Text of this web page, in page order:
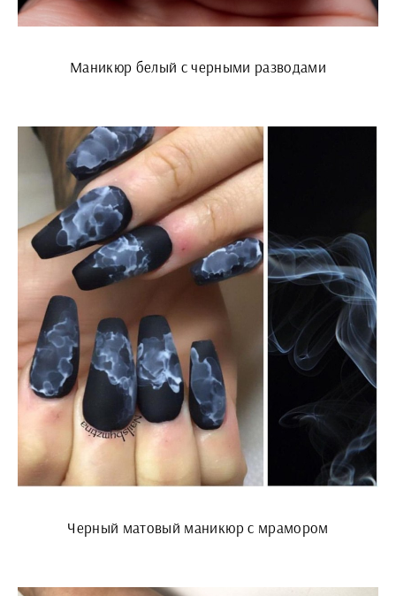
Маникюр белый с черными разводами
Черный матовый маникюр с мрамором